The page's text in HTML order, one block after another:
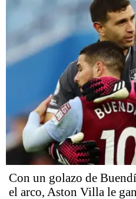
Con un golazo de
el arco, Aston Villa le